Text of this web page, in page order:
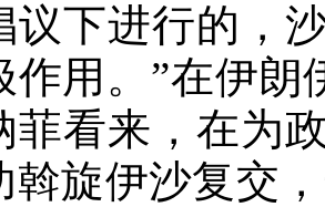
议下进行的，
作用。”在伊朗
菲看来，在为
斡旋伊沙复交